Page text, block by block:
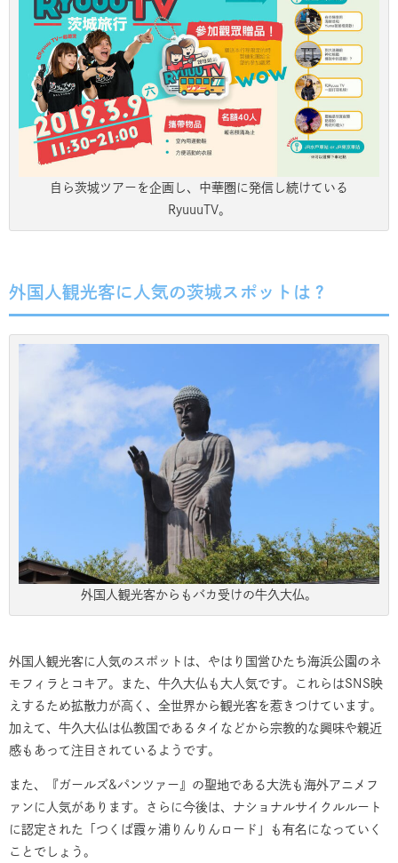
自ら茨城ツアーを企画し、中華圏に発信し続けている
RyuuuTV。
外国人観光客に人気の茨城スポットは？
外国人観光客からもバカ受けの牛久大仏。
外国人観光客に人気のスポットは、やはり国営ひたち海浜公園のネ
モフィラとコキア。また、牛久大仏も大人気です。これらはSNS映
えするため拡散力が高く、全世界から観光客を惹きつけています。
加えて、牛久大仏は仏教国であるタイなどから宗教的な興味や親近
感もあって注目されているようです。
また、『ガールズ&パンツァー』の聖地である大洗も海外アニメフ
ァンに人気があります。さらに今後は、ナショナルサイクルルート
に認定された「つくば霞ヶ浦りんりんロード」も有名になっていく
ことでしょう。